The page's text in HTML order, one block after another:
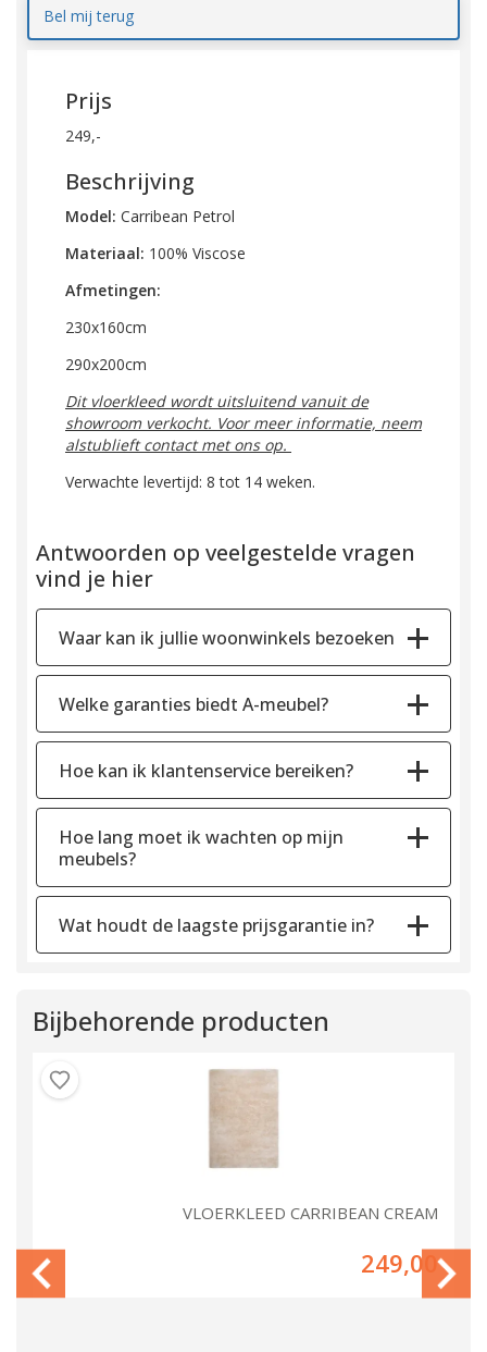
Bel mij terug
Prijs
249,-
Beschrijving
Model: Carribean Petrol
Materiaal: 100% Viscose
Afmetingen:
230x160cm
290x200cm
Dit vloerkleed wordt uitsluitend vanuit de
showroom verkocht. Voor meer informatie, neem
alstublieft contact met ons op.
Verwachte levertijd: 8 tot 14 weken.
Antwoorden op veelgestelde vragen
vind je hier
Waar kan ik jullie woonwinkels bezoeken
Welke garanties biedt A-meubel?
Hoe kan ik klantenservice bereiken?
Hoe lang moet ik wachten op mijn
meubels?
Wat houdt de laagste prijsgarantie in?
Bijbehorende producten
VLOERKLEED CARRIBEAN CREAM
249,00